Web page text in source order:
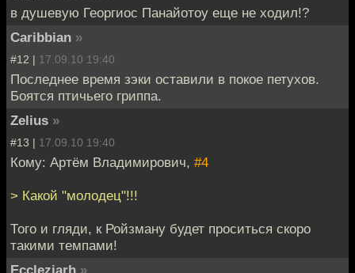
в душевую Георгиос Панайотоу еще не ходил!?
Caribbian »
#12 | 17.09.10 19:40
Последнее время зэки оставили в покое петухов.
Боятся птичьего гриппа.
Zelius »
#13 | 17.09.10 19:40
Кому: Артём Владимирович, #4
> Какой "молодец"!!!
Того и гляди, к Ройзману будет проситься скоро
такими темпами!
Eccleziarh »